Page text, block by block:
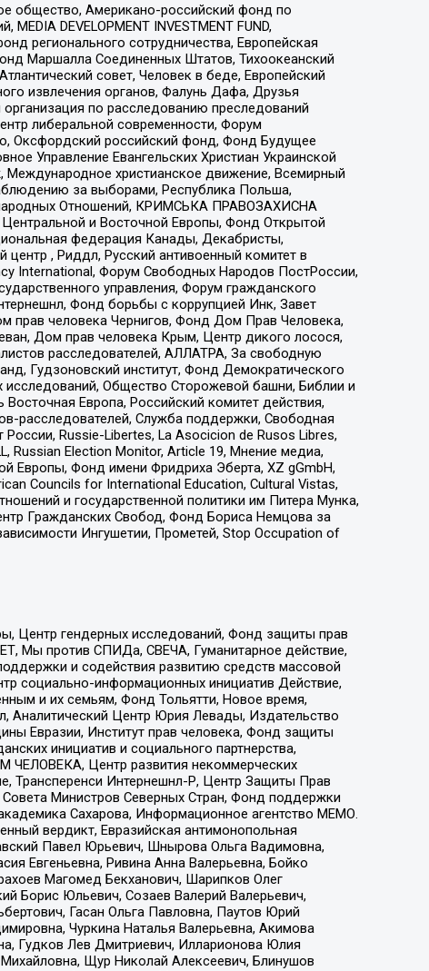
общество, Американо-российский фонд по
DEVELOPMENT INVESTMENT FUND,
регионального сотрудничества, Европейская
Маршалла Соединенных Штатов, Тихоокеанский
совет, Человек в беде, Европейский
извлечения органов, Фалунь Дафа, Друзья
по расследованию преследований
либеральной современности, Форум
Оксфордский российский фонд, Фонд Будущее
Управление Евангельских Христиан Украинской
христианское движение, Всемирный
за выборами, Республика Польша,
Отношений, КРИМСЬКА ПРАВОЗАХИСНА
и Восточной Европы, Фонд Открытой
федерация Канады, Декабристы,
, Риддл, Русский антивоенный комитет в
International, Форум Свободных Народов ПостРоссии,
управления, Форум гражданского
Фонд борьбы с коррупцией Инк, Завет
прав человека Чернигов, Фонд Дом Прав Человека,
Дом прав человека Крым, Центр дикого лосося,
расследователей, АЛЛАТРА, За свободную
Гудзоновский институт, Фонд Демократического
исследований, Общество Сторожевой башни, Библии и
Европа, Российский комитет действия,
расследователей, Служба поддержки, Свободная
Russie-Libertes, La Asocicion de Rusos Libres,
Russian Election Monitor, Article 19, Мнение медиа,
Европы, Фонд имени Фридриха Эберта, XZ gGmbH,
Councils for International Education, Cultural Vistas,
и государственной политики им Питера Мунка,
Гражданских Свобод, Фонд Бориса Немцова за
Ингушетии, Прометей, Stop Occupation of
Центр гендерных исследований, Фонд защиты прав
Мы против СПИДа, СВЕЧА, Гуманитарное действие,
и содействия развитию средств массовой
социально-информационных инициатив Действие,
и их семьям, Фонд Тольятти, Новое время,
Аналитический Центр Юрия Левады, Издательство
Евразии, Институт прав человека, Фонд защиты
инициатив и социального партнерства,
ЧЕЛОВЕКА, Центр развития некоммерческих
Трансперенси Интернешнл-Р, Центр Защиты Прав
Министров Северных Стран, Фонд поддержки
Сахарова, Информационное агентство МЕМО.
вердикт, Евразийская антимонопольная
Павел Юрьевич, Шнырова Ольга Вадимовна,
Евгеньевна, Ривина Анна Валерьевна, Бойко
Магомед Бекханович, Шарипков Олег
Борис Юльевич, Созаев Валерий Валерьевич,
Гасан Ольга Павловна, Паутов Юрий
Чуркина Наталья Валерьевна, Акимова
Гудков Лев Дмитриевич, Илларионова Юлия
Щур Николай Алексеевич, Блинушов